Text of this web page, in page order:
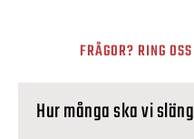
FRÅGOR? RING
Hur många ska vi